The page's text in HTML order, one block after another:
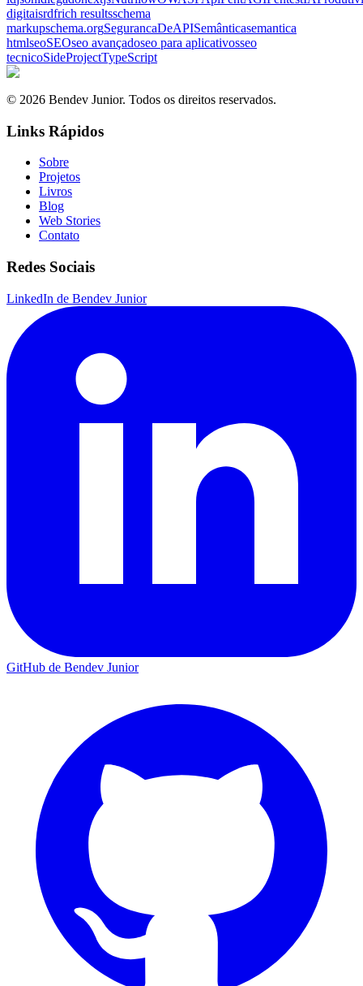
digitaisrdfrich resultsschema
markupschema.orgSegurancaDeAPISemânticasemantica
htmlseoSEOseo avançadoseo para aplicativosseo
tecnicoSideProjectTypeScript
© 2026 Bendev Junior. Todos os direitos reservados.
Links Rápidos
Sobre
Projetos
Livros
Blog
Web Stories
Contato
Redes Sociais
LinkedIn de Bendev Junior
GitHub de Bendev Junior